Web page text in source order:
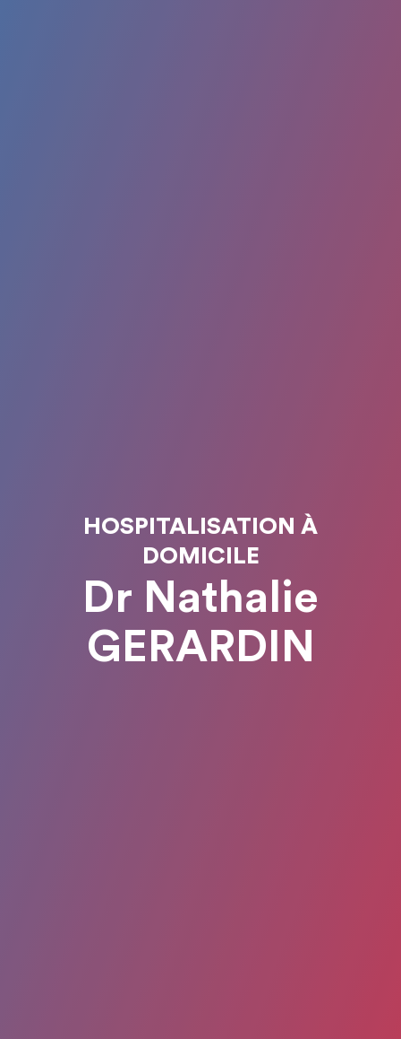
HOSPITALISATION À
DOMICILE
Dr Nathalie
GERARDIN